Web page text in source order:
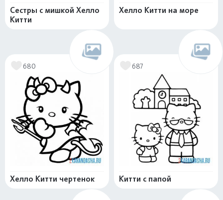
Сестры с мишкой Хелло
Китти
Хелло Китти на море
680
Хелло Китти чертенок
687
Китти с папой